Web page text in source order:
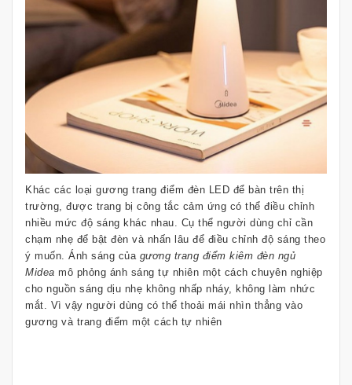
Khác các loại gương trang điểm đèn LED để bàn trên thị
trường, được trang bị công tắc cảm ứng có thể điều chỉnh
nhiều mức độ sáng khác nhau. Cụ thể người dùng chỉ cần
chạm nhẹ để bật đèn và nhấn lâu để điều chỉnh độ sáng theo
ý muốn. Ánh sáng của gương trang điểm kiêm đèn ngủ
Midea mô phỏng ánh sáng tự nhiên một cách chuyên nghiệp
cho nguồn sáng dịu nhẹ không nhấp nháy, không làm nhức
mắt. Vì vậy người dùng có thể thoải mái nhìn thẳng vào
gương và trang điểm một cách tự nhiên